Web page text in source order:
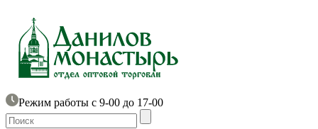
Режим работы с 9-00 до 17-00